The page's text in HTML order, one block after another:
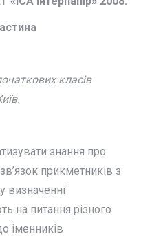
класів
знання про
прикметників з
визначенні
на питання різного
іменників